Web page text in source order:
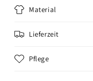
Material
Lieferzeit
Pflege